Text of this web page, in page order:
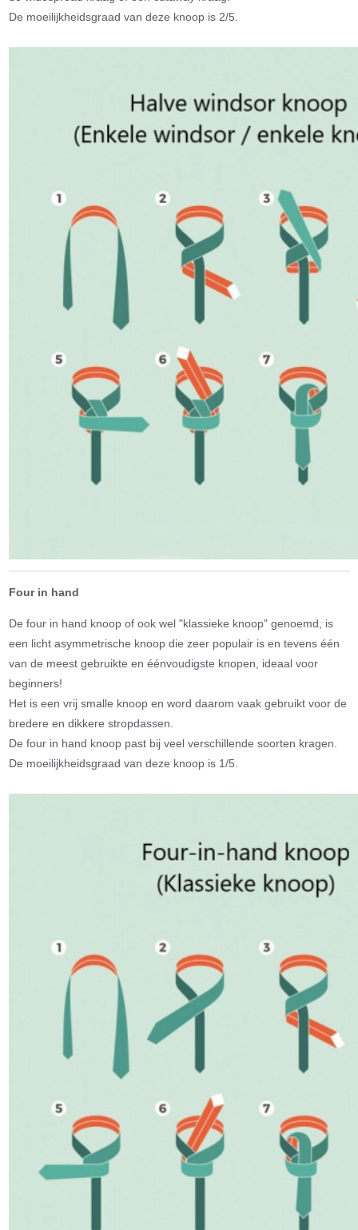
De moeilijkheidsgraad van deze knoop is 2/5.
Four in hand
De four in hand knoop of ook wel "klassieke knoop" genoemd, is
een licht asymmetrische knoop die zeer populair is en tevens één
van de meest gebruikte en éénvoudigste knopen, ideaal voor
beginners!
Het is een vrij smalle knoop en word daarom vaak gebruikt voor de
bredere en dikkere stropdassen.
De four in hand knoop past bij veel verschillende soorten kragen.
De moeilijkheidsgraad van deze knoop is 1/5.